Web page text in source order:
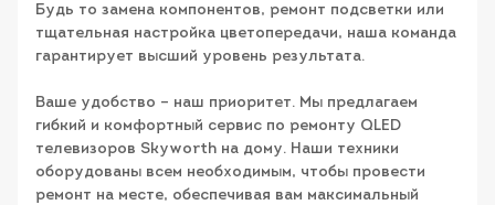
Будь то замена компонентов, ремонт подсветки или
тщательная настройка цветопередачи, наша команда
гарантирует высший уровень результата.
Ваше удобство – наш приоритет. Мы предлагаем
гибкий и комфортный сервис по ремонту QLED
телевизоров Skyworth на дому. Наши техники
оборудованы всем необходимым, чтобы провести
ремонт на месте, обеспечивая вам максимальный